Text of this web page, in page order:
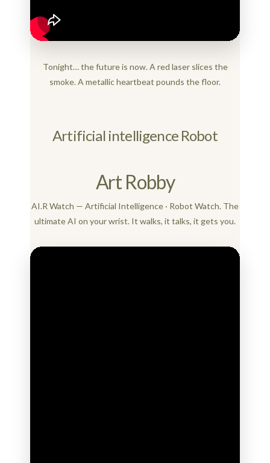
Tonight… the future is now. A red laser slices the
smoke. A metallic heartbeat pounds the floor.
Artificial intelligence Robot
Art Robby
AI.R Watch — Artificial Intelligence · Robot Watch. The
ultimate AI on your wrist. It walks, it talks, it gets you.